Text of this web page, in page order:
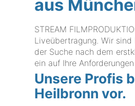
aus
STREAM
Liveübertragung. Wir
der Suche nach dem
ein auf Ihre
Unsere Profis
Heilbronn vor.